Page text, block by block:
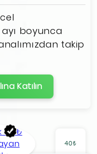
boyunca
takip
Katılın
40₺